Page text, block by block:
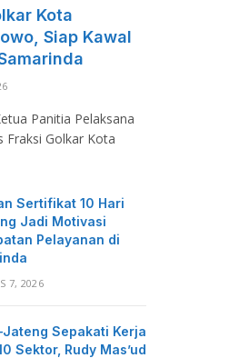
Kota
Siap Kawal
Panitia Pelaksana
Fraksi Golkar Kota
Sertifikat 10 Hari
Jadi Motivasi
Pelayanan di
7, 2026
Jateng Sepakati Kerja
Sektor, Rudy Mas’ud